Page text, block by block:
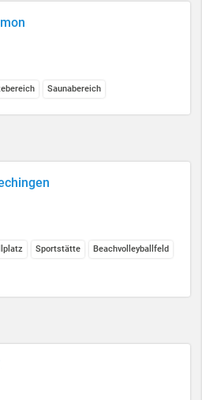
Saunabereich
Sportstätte Beachvolleyballfeld